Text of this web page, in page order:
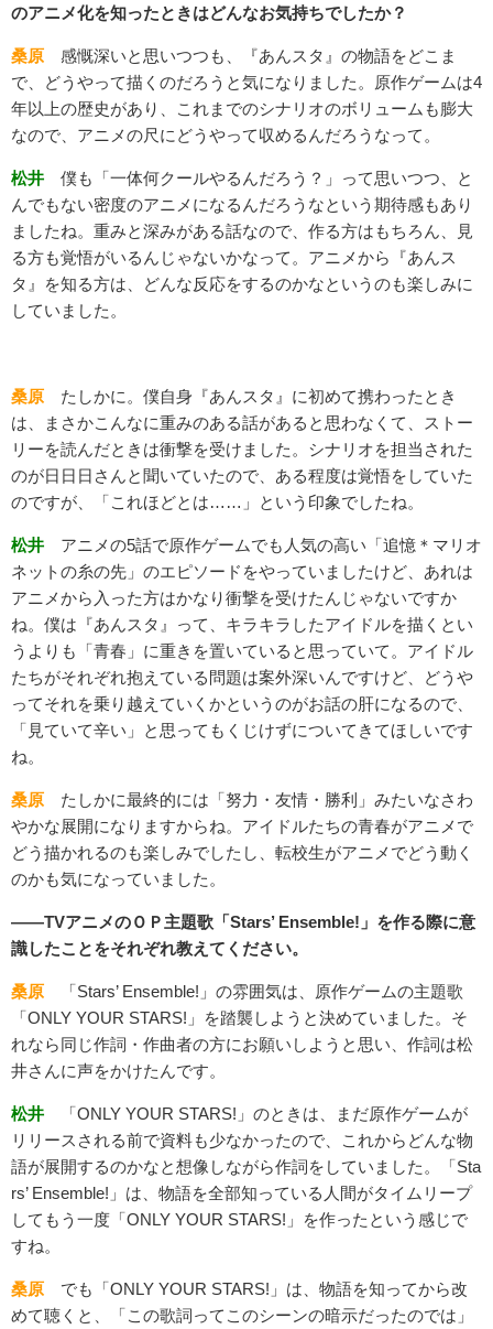
のアニメ化を知ったときはどんなお気持ちでしたか？
桑原 感慨深いと思いつつも、『あんスタ』の物語をどこま
で、どうやって描くのだろうと気になりました。原作ゲームは4
年以上の歴史があり、これまでのシナリオのボリュームも膨大
なので、アニメの尺にどうやって収めるんだろうなって。
松井 僕も「一体何クールやるんだろう？」って思いつつ、と
んでもない密度のアニメになるんだろうなという期待感もあり
ましたね。重みと深みがある話なので、作る方はもちろん、見
る方も覚悟がいるんじゃないかなって。アニメから『あんス
タ』を知る方は、どんな反応をするのかなというのも楽しみに
していました。
桑原 たしかに。僕自身『あんスタ』に初めて携わったとき
は、まさかこんなに重みのある話があると思わなくて、ストー
リーを読んだときは衝撃を受けました。シナリオを担当された
のが日日日さんと聞いていたので、ある程度は覚悟をしていた
のですが、「これほどとは……」という印象でしたね。
松井 アニメの5話で原作ゲームでも人気の高い「追憶＊マリオ
ネットの糸の先」のエピソードをやっていましたけど、あれは
アニメから入った方はかなり衝撃を受けたんじゃないですか
ね。僕は『あんスタ』って、キラキラしたアイドルを描くとい
うよりも「青春」に重きを置いていると思っていて。アイドル
たちがそれぞれ抱えている問題は案外深いんですけど、どうや
ってそれを乗り越えていくかというのがお話の肝になるので、
「見ていて辛い」と思ってもくじけずについてきてほしいです
ね。
桑原 たしかに最終的には「努力・友情・勝利」みたいなさわ
やかな展開になりますからね。アイドルたちの青春がアニメで
どう描かれるのも楽しみでしたし、転校生がアニメでどう動く
のかも気になっていました。
――TVアニメのＯＰ主題歌「Stars’ Ensemble!」を作る際に意
識したことをそれぞれ教えてください。
桑原 「Stars’ Ensemble!」の雰囲気は、原作ゲームの主題歌
「ONLY YOUR STARS!」を踏襲しようと決めていました。そ
れなら同じ作詞・作曲者の方にお願いしようと思い、作詞は松
井さんに声をかけたんです。
松井 「ONLY YOUR STARS!」のときは、まだ原作ゲームが
リリースされる前で資料も少なかったので、これからどんな物
語が展開するのかなと想像しながら作詞をしていました。「Sta
rs’ Ensemble!」は、物語を全部知っている人間がタイムリープ
してもう一度「ONLY YOUR STARS!」を作ったという感じで
すね。
桑原 でも「ONLY YOUR STARS!」は、物語を知ってから改
めて聴くと、「この歌詞ってこのシーンの暗示だったのでは」